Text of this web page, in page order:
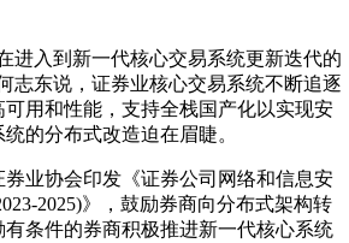
进入到新一代核心交易系统更新迭代的
志东说，证券业核心交易系统不断追逐
可用和性能，支持全栈国产化以实现安
的分布式改造迫在眉睫。
券业协会印发《证券公司网络和信息安
2025)》，鼓励券商向分布式架构转
条件的券商积极推进新一代核心系统